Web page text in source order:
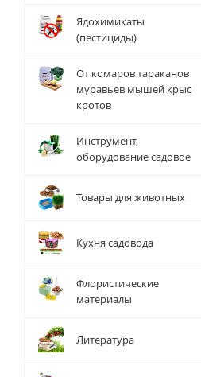
Ядохимикаты
(пестициды)
От комаров тараканов
муравьев мышей крыс
кротов
Инструмент,
оборудование садовое
Товары для животных
Кухня садовода
Флористические
материалы
Литература